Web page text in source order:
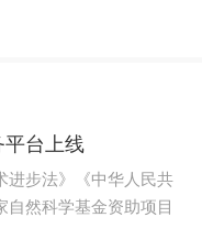
平台上线
进步法》《中华人民共
然科学基金资助项目